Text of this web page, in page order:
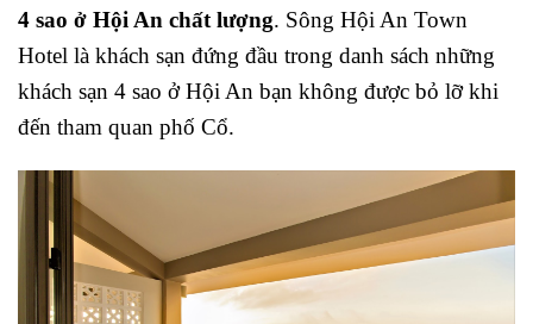
4 sao ở Hội An chất lượng. Sông Hội An Town
Hotel là khách sạn đứng đầu trong danh sách những
khách sạn 4 sao ở Hội An bạn không được bỏ lỡ khi
đến tham quan phố Cổ.